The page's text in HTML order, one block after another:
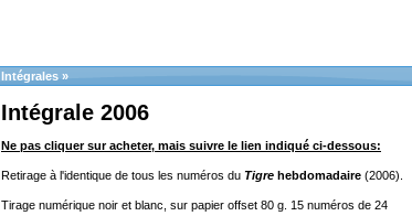
Intégrales »
Intégrale 2006
Ne pas cliquer sur acheter, mais suivre le lien indiqué ci-dessous:
Retirage à l'identique de tous les numéros du Tigre hebdomadaire (2006).
Tirage numérique noir et blanc, sur papier offset 80 g. 15 numéros de 24